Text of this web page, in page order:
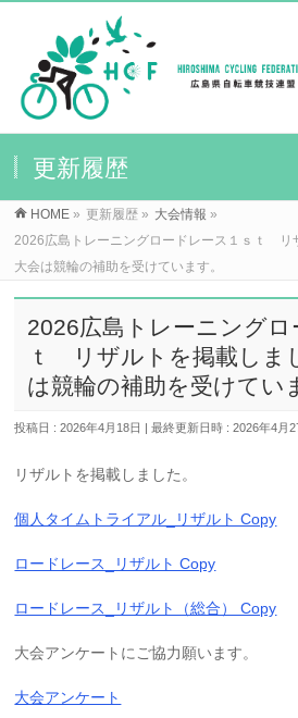
更新履歴
HOME » 更新履歴 » 大会情報 »
2026広島トレーニングロードレース１ｓｔ リ
大会は競輪の補助を受けています。
2026広島トレーニングロ
ｔ リザルトを掲載しま
は競輪の補助を受けてい
投稿日 : 2026年4月18日 最終更新日時 : 2026年4月
リザルトを掲載しました。
個人タイムトライアル_リザルト Copy
ロードレース_リザルト Copy
ロードレース_リザルト（総合） Copy
大会アンケートにご協力願います。
大会アンケート